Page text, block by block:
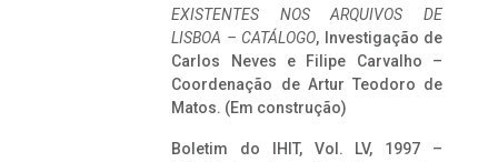
EXISTENTES NOS ARQUIVOS DE
LISBOA – CATÁLOGO, Investigação de
Carlos Neves e Filipe Carvalho –
Coordenação de Artur Teodoro de
Matos. (Em construção)
Boletim do IHIT, Vol. LV, 1997 –